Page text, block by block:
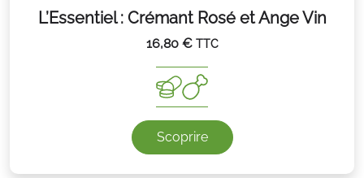
L’Essentiel : Crémant Rosé et Ange Vin
16,80 € TTC
Scoprire